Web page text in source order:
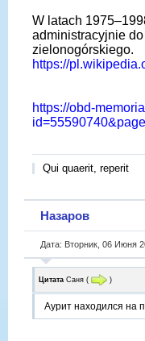
W latach
administracyjnie
zielonogórskiego.
https://
https://obd-
Qui quaerit, reperit
Назаров
Дата: Вторник, 06 Июня
Цитата Саня ( )
Аурит находился на